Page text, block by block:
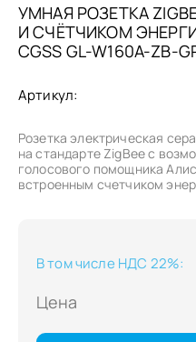
УМНАЯ РОЗЕТКА
И СЧЁТЧИКОМ
CGSS GL-W160A-ZB-
Артикул:
Розетка электрическая
на стандарте ZigBee с
голосового помощника
встроенным счетчиком
В том числе НДС 22%:
Цена